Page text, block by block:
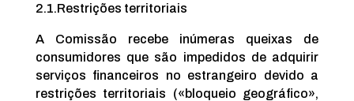
2.1.Restrições territoriais
A Comissão recebe inúmeras queixas de
consumidores que são impedidos de adquirir
serviços financeiros no estrangeiro devido a
restrições territoriais («bloqueio geográfico»,